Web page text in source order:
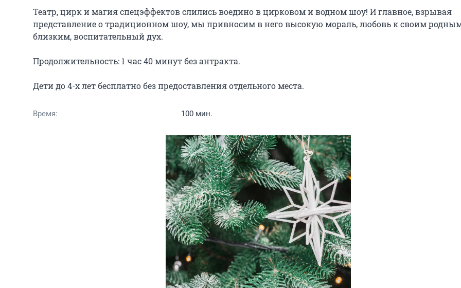
Театр, цирк и магия спецэффектов слились воедино в цирковом и водном шоу! И главное, взрывая
представление о традиционном шоу, мы привносим в него высокую мораль, любовь к своим
близким, воспитательный дух.
Продолжительность: 1 час 40 минут без антракта.
Дети до 4-х лет бесплатно без предоставления отдельного места.
Время: 100 мин.